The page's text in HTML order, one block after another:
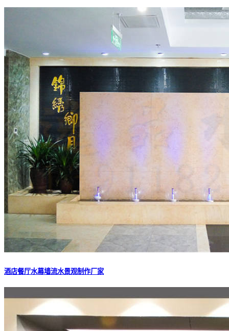
酒店餐厅水幕墙流水景观制作厂家